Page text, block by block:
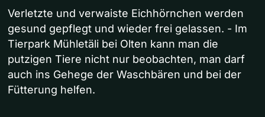
Verletzte und verwaiste Eichhörnchen werden
gesund gepflegt und wieder frei gelassen. - Im
Tierpark Mühletäli bei Olten kann man die
putzigen Tiere nicht nur beobachten, man darf
auch ins Gehege der Waschbären und bei der
Fütterung helfen.